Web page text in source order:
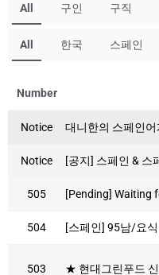
All 구인 구직
All 한국 스페인
Number
Notice 대니한의 스페인
Notice [공지] 스페인 & 스
505 [Pending] Waiting
504 [스페인] 95남/요
503 ★ 현대그린푸드